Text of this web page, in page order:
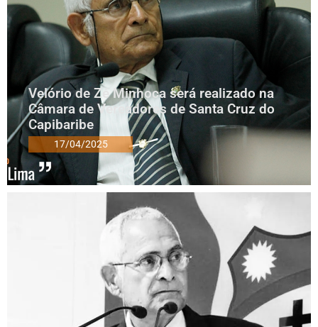
Velório de Zé Minhoca será realizado na
Câmara de Vereadores de Santa Cruz do
Capibaribe
17/04/2025